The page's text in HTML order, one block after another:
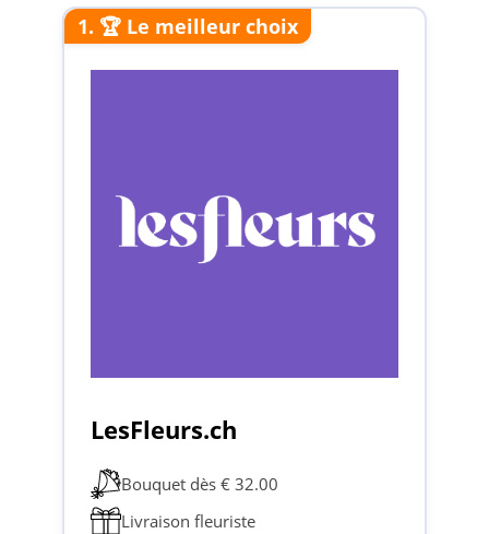
1. 🏆 Le meilleur choix
LesFleurs.ch
Bouquet dès € 32.00
Livraison fleuriste